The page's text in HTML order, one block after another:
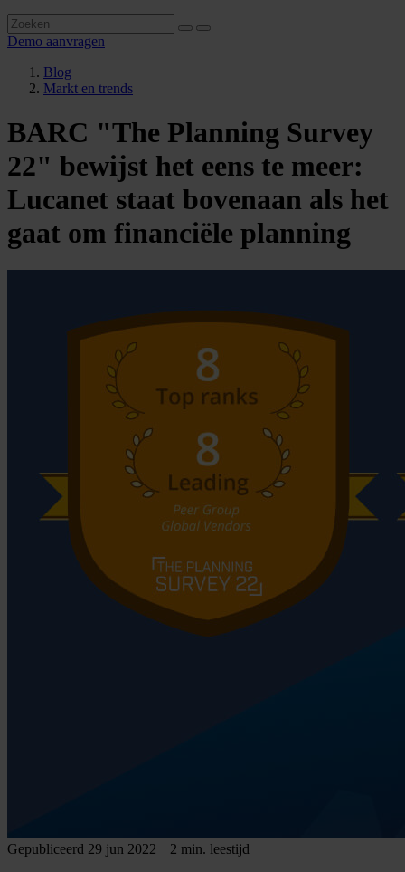
Demo aanvragen
Blog
Markt en trends
BARC "The Planning Survey
22" bewijst het eens te meer:
Lucanet staat bovenaan als het
gaat om financiële planning
Gepubliceerd 29 jun 2022 | 2 min. leestijd